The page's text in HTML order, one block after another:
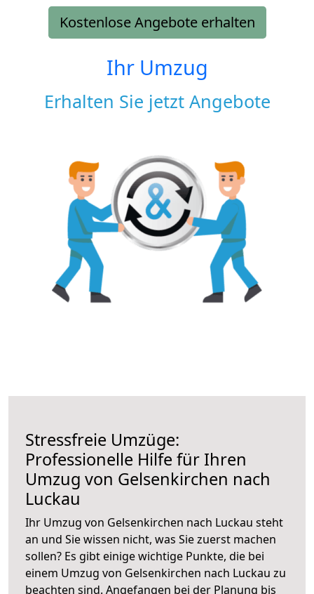
Kostenlose Angebote erhalten
Ihr Umzug
Erhalten Sie jetzt Angebote
Stressfreie Umzüge:
Professionelle Hilfe für Ihren
Umzug von Gelsenkirchen nach
Luckau
Ihr Umzug von Gelsenkirchen nach Luckau steht
an und Sie wissen nicht, was Sie zuerst machen
sollen? Es gibt einige wichtige Punkte, die bei
einem Umzug von Gelsenkirchen nach Luckau zu
beachten sind. Angefangen bei der Planung bis